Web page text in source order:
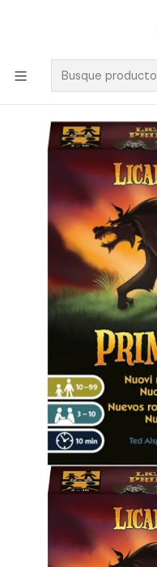
🚀 ¡Despachamos a todo
$100.000 y a RM sobre
Inicio Juegos de